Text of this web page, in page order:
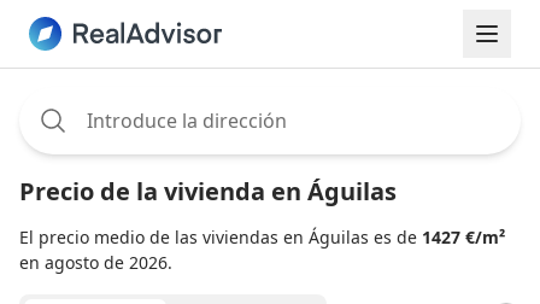
Precio de la vivienda en Águilas
El precio medio de las viviendas en Águilas es de 1427 €/m²
en agosto de 2026.